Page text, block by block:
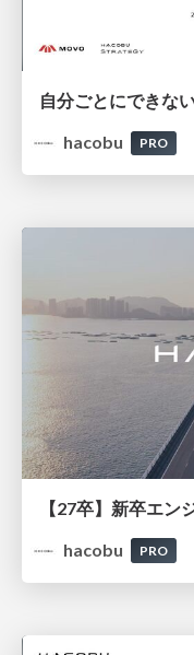
hacobu
PRO
【27卒】新卒エン
hacobu
PRO